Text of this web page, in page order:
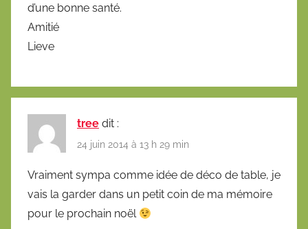
d’une bonne santé.
Amitié
Lieve
tree dit :
24 juin 2014 à 13 h 29 min
Vraiment sympa comme idée de déco de table, je
vais la garder dans un petit coin de ma mémoire
pour le prochain noël